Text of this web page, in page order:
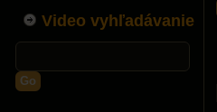
Video vyhľadávanie
Go